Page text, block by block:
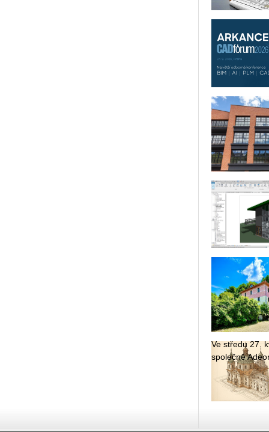
Ve stře­du 27.
spo­leč­ně